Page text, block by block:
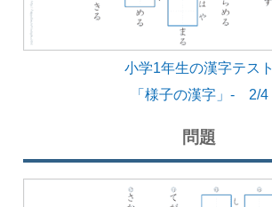
小学1年生の漢字テスト
「様子の漢字」- 2/4
問題